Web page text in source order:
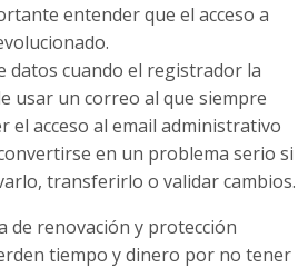
entender que el acceso a
datos cuando el registrador la
usar un correo al que siempre
el acceso al email administrativo
en un problema serio si
transferirlo o validar cambios.
de renovación y protección
tiempo y dinero por no tener